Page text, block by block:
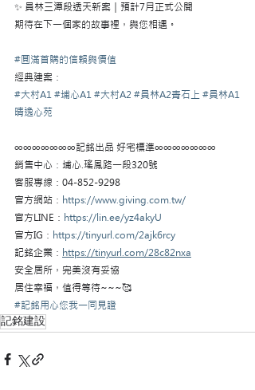
✨ 員林三潭段透天新案｜預計7月正式公開
期待在下一個家的故事裡，與您相遇。
#圓滿首購的信賴與價值
經典建案：
#大村A1#埔心A1#大村A2 #員林A2青石上 #員林A1
晴逸心苑
∞∞∞∞∞∞∞記銘出品 好宅標準∞∞∞∞∞∞∞
銷售中心：埔心.瑤鳳路一段320號
客服專線：04-852-9298
官方網站： https://www.giving.com.tw/
官方LINE： https://lin.ee/yz4akyU
官方IG： https://tinyurl.com/2ajk6rcy
記銘企業： https://tinyurl.com/28c82nxa
安全居所，完美沒有妥協
居住幸福，值得等待~~~🥰
#記銘用心您我一同見證
記銘建設